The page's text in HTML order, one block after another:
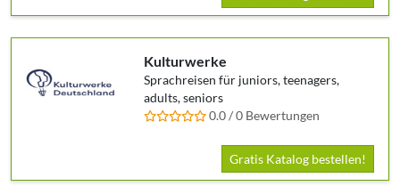
Kulturwerke
Sprachreisen für juniors, teenagers,
adults, seniors
0.0 / 0 Bewertungen
Gratis Katalog bestellen!